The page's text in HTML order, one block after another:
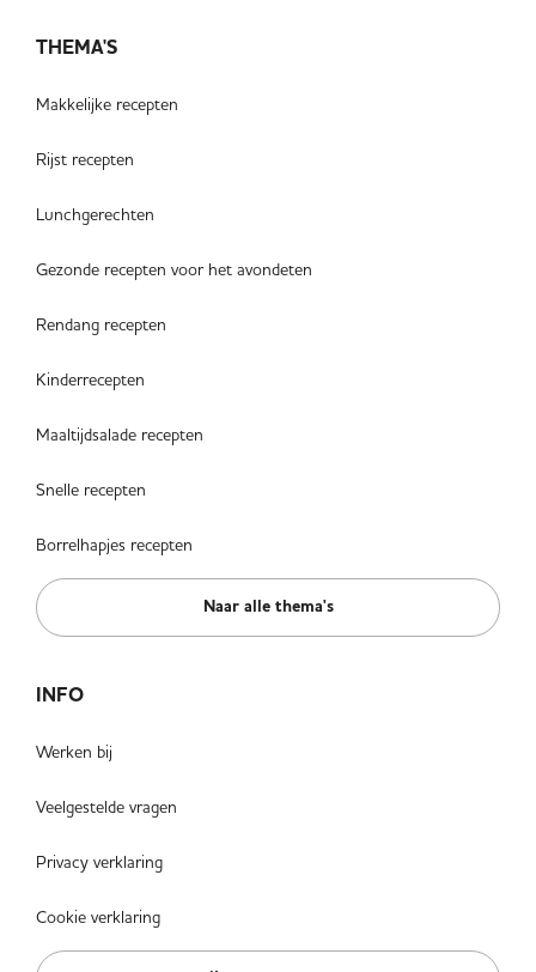
THEMA'S
Makkelijke recepten
Rijst recepten
Lunchgerechten
Gezonde recepten voor het avondeten
Rendang recepten
Kinderrecepten
Maaltijdsalade recepten
Snelle recepten
Borrelhapjes recepten
Naar alle thema's
INFO
Werken bij
Veelgestelde vragen
Privacy verklaring
Cookie verklaring